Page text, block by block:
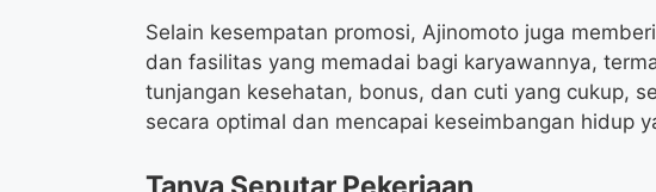
Selain kesempatan promosi, Ajinomoto juga
dan fasilitas yang memadai bagi karyawannya,
tunjangan kesehatan, bonus, dan cuti yang cukup,
secara optimal dan mencapai keseimbangan hidup